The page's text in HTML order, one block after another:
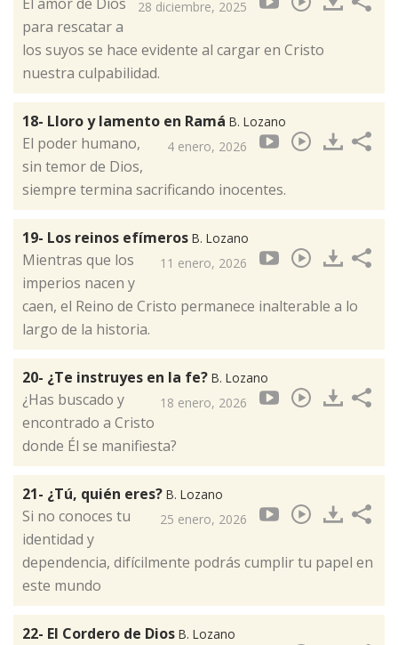
28 diciembre, 2025
para rescatar a
los suyos se hace evidente al cargar en Cristo
nuestra culpabilidad.
18- Lloro y lamento en Ramá B. Lozano
4 enero, 2026
El poder humano,
sin temor de Dios,
siempre termina sacrificando inocentes.
19- Los reinos efímeros B. Lozano
11 enero, 2026
Mientras que los
imperios nacen y
caen, el Reino de Cristo permanece inalterable a lo
largo de la historia.
20- ¿Te instruyes en la fe? B. Lozano
18 enero, 2026
¿Has buscado y
encontrado a Cristo
donde Él se manifiesta?
21- ¿Tú, quién eres? B. Lozano
25 enero, 2026
Si no conoces tu
identidad y
dependencia, difícilmente podrás cumplir tu papel en
este mundo
22- El Cordero de Dios B. Lozano